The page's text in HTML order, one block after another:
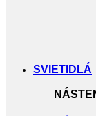
SVIETIDLÁ